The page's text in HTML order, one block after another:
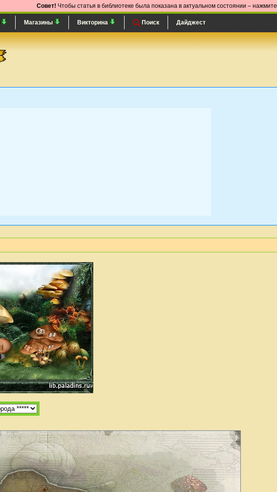
Совет! Чтобы статья в библиотеке была показана в актуальном состоянии –
Магазины Викторина Поиск Дайджест